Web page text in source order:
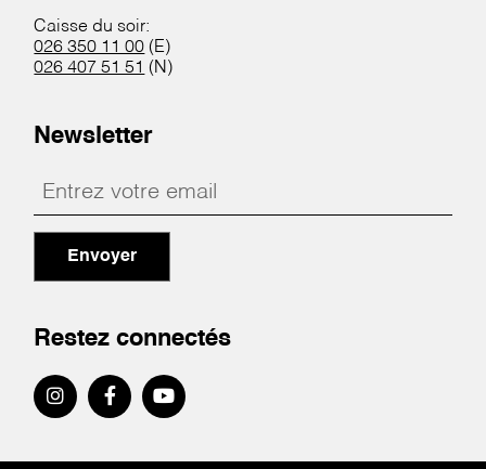
Caisse du soir:
026 350 11 00 (E)
026 407 51 51 (N)
Newsletter
Envoyer
Restez connectés